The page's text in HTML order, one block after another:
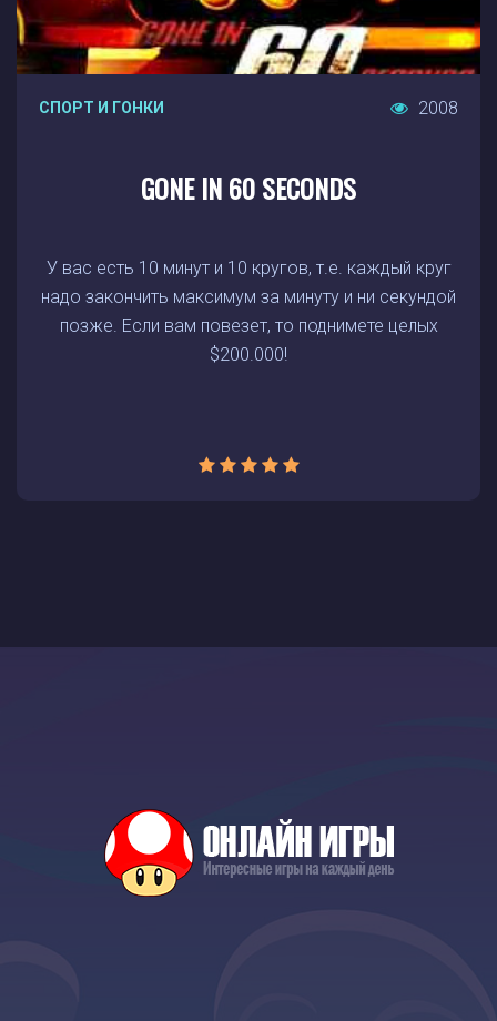
СПОРТ И ГОНКИ 2008
GONE IN 60 SECONDS
У вас есть 10 минут и 10 кругов, т.е. каждый круг
надо закончить максимум за минуту и ни секундой
позже. Если вам повезет, то поднимете целых
$200.000!